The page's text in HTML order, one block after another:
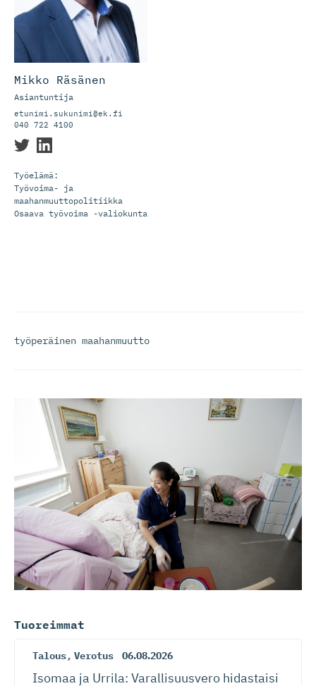
Mikko Räsänen
Asiantuntija
etunimi.sukunimi@ek.fi
040 722 4100
Työelämä:
Työvoima- ja
maahanmuuttopolitiikka
Osaava työvoima -valiokunta
työperäinen maahanmuutto
Tuoreimmat
Talous, Verotus 06.08.2026
Isomaa ja Urrila: Varallisuusvero hidastaisi